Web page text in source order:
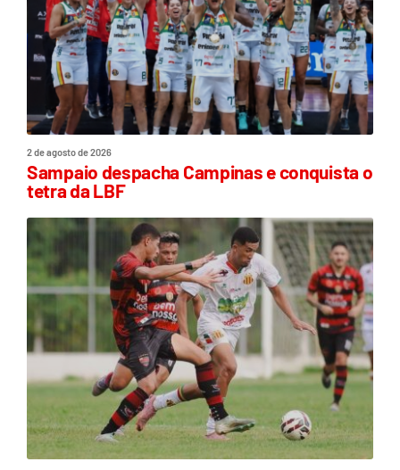
2 de agosto de 2026
Sampaio despacha Campinas e conquista o
tetra da LBF